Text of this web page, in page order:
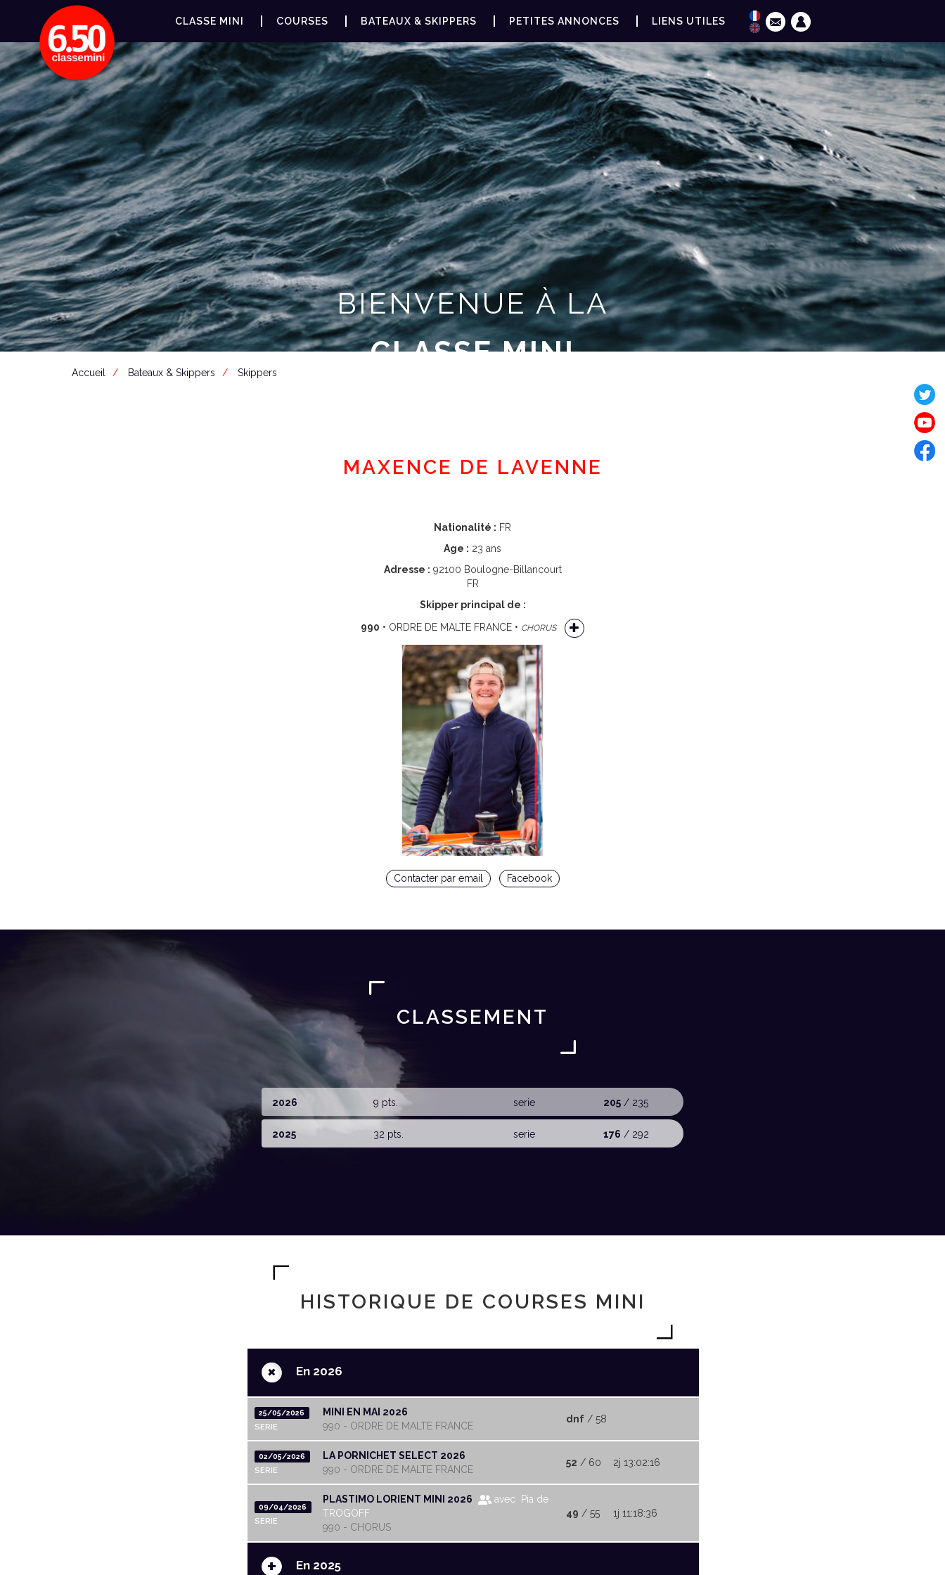
CLASSE MINI COURSES BATEAUX & SKIPPERS PETITES ANNONCES LIENS UTILES
BIENVENUE À LA
CLASSE MINI
Accueil Bateaux & Skippers Skippers
MAXENCE DE LAVENNE
Nationalité : FR
Age : 23 ans
Adresse : 92100 Boulogne-Billancourt
FR
Skipper principal de :
990 • ORDRE DE MALTE FRANCE • CHORUS
Contacter par email Facebook
CLASSEMENT
2026 9 pts. serie 205 / 235
2025 32 pts. serie 176 / 292
HISTORIQUE DE COURSES MINI
+ En 2026
25/05/2026
SERIE
MINI EN MAI 2026
990 - ORDRE DE MALTE FRANCE
dnf / 58
02/05/2026
SERIE
LA PORNICHET SELECT 2026
990 - ORDRE DE MALTE FRANCE
52 / 60 2j 13:02:16
09/04/2026
SERIE
PLASTIMO LORIENT MINI 2026
avec Pia de
TROGOFF
990 - CHORUS
49 / 55 1j 11:18:36
+ En 2025